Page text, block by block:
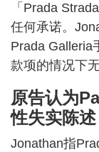
「Prada
任何承诺。
Prada Galleria
款项的情况下
原告认为
性失实陈述
Jonathan指